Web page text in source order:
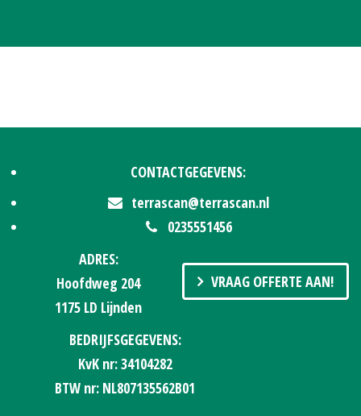
CONTACTGEGEVENS:
terrascan@terrascan.nl
0235551456
ADRES:
Hoofdweg 204
1175 LD Lijnden
BEDRIJFSGEGEVENS:
KvK nr: 34104282
BTW nr: NL807135562B01
VRAAG OFFERTE AAN!